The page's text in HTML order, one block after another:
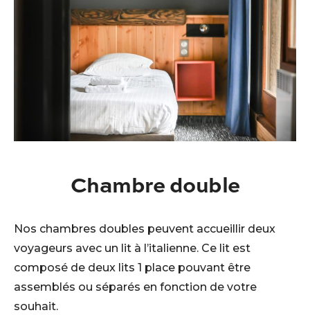
Chambre double
Nos chambres doubles peuvent accueillir deux
voyageurs avec un lit à l’italienne. Ce lit est
composé de deux lits 1 place pouvant être
assemblés ou séparés en fonction de votre
souhait.